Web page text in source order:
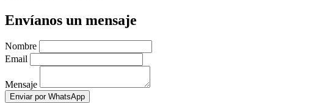
Envíanos un mensaje
Nombre
Email
Mensaje
Enviar por WhatsApp